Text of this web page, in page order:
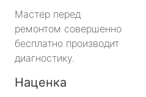
Мастер перед
ремонтом совершенно
бесплатно производит
диагностику.
Наценка